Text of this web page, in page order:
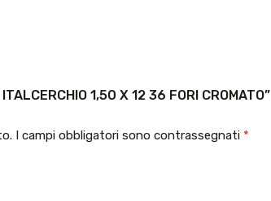
1,50 X 12 36 FORI CROMATO”
I campi obbligatori sono contrassegnati *